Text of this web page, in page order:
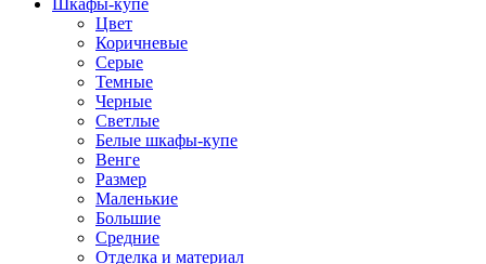
Шкафы-купе
Цвет
Коричневые
Серые
Темные
Черные
Светлые
Белые шкафы-купе
Венге
Размер
Маленькие
Большие
Средние
Отделка и материал